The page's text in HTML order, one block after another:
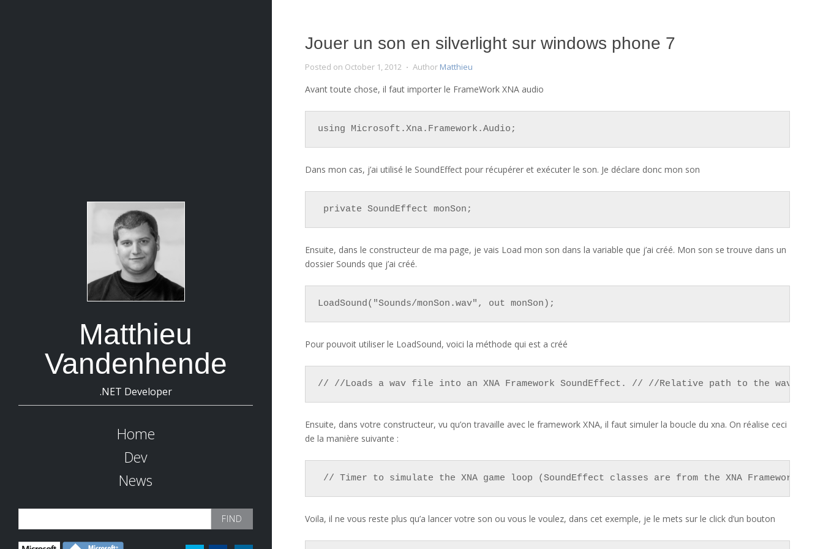
Matthieu
Vandenhende
.NET Developer
Home
Dev
News
for:
Jouer un son en silverlight sur windows phone 7
Posted on October 1, 2012 Author Matthieu
Avant toute chose, il faut importer le FrameWork XNA audio
using Microsoft.Xna.Framework.Audio;
Dans mon cas, j’ai utilisé le SoundEffect pour récupérer et exécuter le son. Je déclare donc mon son
private SoundEffect monSon;
Ensuite, dans le constructeur de ma page, je vais Load mon son dans la variable que j’ai créé. Mon son se trouve dans un
dossier Sounds que j’ai créé.
LoadSound("Sounds/monSon.wav", out monSon);
Pour pouvoit utiliser le LoadSound, voici la méthode qui est a créé
// //Loads a wav file into an XNA Framework SoundEffect. // //Relative path to the wav file.
Ensuite, dans votre constructeur, vu qu’on travaille avec le framework XNA, il faut simuler la boucle du xna. On réalise ceci
de la manière suivante :
// Timer to simulate the XNA game loop (SoundEffect classes are from the XNA
Voila, il ne vous reste plus qu’a lancer votre son ou vous le voulez, dans cet exemple, je le mets sur le click d’un bouton